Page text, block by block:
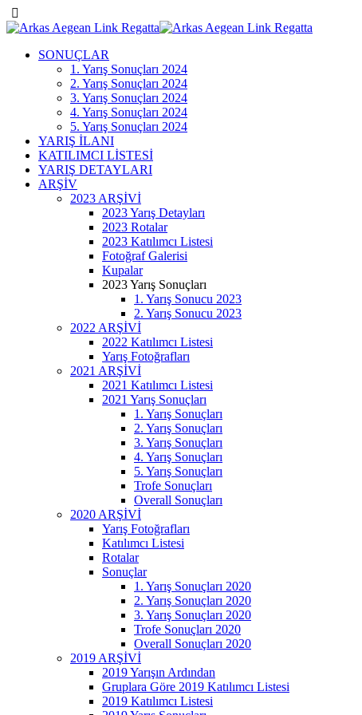
SONUÇLAR
1. Yarış Sonuçları 2024
2. Yarış Sonuçları 2024
3. Yarış Sonuçları 2024
4. Yarış Sonuçları 2024
5. Yarış Sonuçları 2024
YARIŞ İLANI
KATILIMCI LİSTESİ
YARIŞ DETAYLARI
ARŞİV
2023 ARŞİVİ
2023 Yarış Detayları
2023 Rotalar
2023 Katılımcı Listesi
Fotoğraf Galerisi
Kupalar
2023 Yarış Sonuçları
1. Yarış Sonucu 2023
2. Yarış Sonucu 2023
2022 ARŞİVİ
2022 Katılımcı Listesi
Yarış Fotoğrafları
2021 ARŞİVİ
2021 Katılımcı Listesi
2021 Yarış Sonuçları
1. Yarış Sonuçları
2. Yarış Sonuçları
3. Yarış Sonuçları
4. Yarış Sonuçları
5. Yarış Sonuçları
Trofe Sonuçları
Overall Sonuçları
2020 ARŞİVİ
Yarış Fotoğrafları
Katılımcı Listesi
Rotalar
Sonuçlar
1. Yarış Sonuçları 2020
2. Yarış Sonuçları 2020
3. Yarış Sonuçları 2020
Trofe Sonuçları 2020
Overall Sonuçları 2020
2019 ARŞİVİ
2019 Yarışın Ardından
Gruplara Göre 2019 Katılımcı Listesi
2019 Katılımcı Listesi